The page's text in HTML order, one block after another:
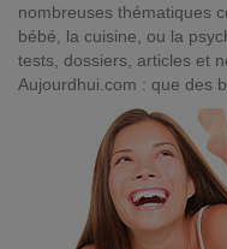
nombreuses thématiques
bébé, la cuisine, ou la
tests, dossiers, articles et
Aujourdhui.com : que des